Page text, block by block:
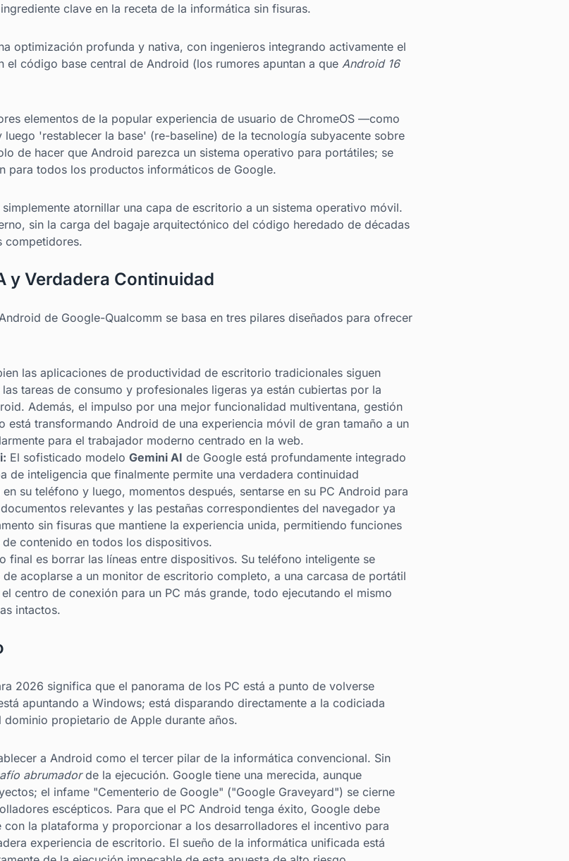
clave en la receta de la informática sin fisuras.
optimización profunda y nativa, con ingenieros integrando activamente el
el código base central de Android (los rumores apuntan a que Android 16
elementos de la popular experiencia de usuario de ChromeOS —como
'restablecer la base' (re-baseline) de la tecnología subyacente sobre
de hacer que Android parezca un sistema operativo para portátiles; se
para todos los productos informáticos de Google.
atornillar una capa de escritorio a un sistema operativo móvil.
sin la carga del bagaje arquitectónico del código heredado de décadas
competidores.
y Verdadera Continuidad
de Google-Qualcomm se basa en tres pilares diseñados para ofrecer
las aplicaciones de productividad de escritorio tradicionales siguen
tareas de consumo y profesionales ligeras ya están cubiertas por la
Además, el impulso por una mejor funcionalidad multiventana, gestión
transformando Android de una experiencia móvil de gran tamaño a un
para el trabajador moderno centrado en la web.
El sofisticado modelo Gemini AI de Google está profundamente integrado
de inteligencia que finalmente permite una verdadera continuidad
su teléfono y luego, momentos después, sentarse en su PC Android para
relevantes y las pestañas correspondientes del navegador ya
sin fisuras que mantiene la experiencia unida, permitiendo funciones
contenido en todos los dispositivos.
final es borrar las líneas entre dispositivos. Su teléfono inteligente se
acoplarse a un monitor de escritorio completo, a una carcasa de portátil
centro de conexión para un PC más grande, todo ejecutando el mismo
intactos.
2026 significa que el panorama de los PC está a punto de volverse
apuntando a Windows; está disparando directamente a la codiciada
propietario de Apple durante años.
a Android como el tercer pilar de la informática convencional. Sin
abrumadorde la ejecución. Google tiene una merecida, aunque
el infame "Cementerio de Google" ("Google Graveyard") se cierne
escépticos. Para que el PC Android tenga éxito, Google debe
la plataforma y proporcionar a los desarrolladores el incentivo para
experiencia de escritorio. El sueño de la informática unificada está